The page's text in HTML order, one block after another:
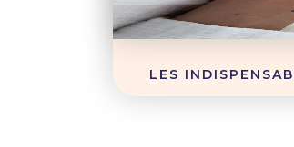
LES